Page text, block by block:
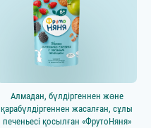
Алмадан, бүлдіргеннен және
қарабүлдіргеннен жасалған, сұлы
печеньесі қосылған «ФрутоНяня»